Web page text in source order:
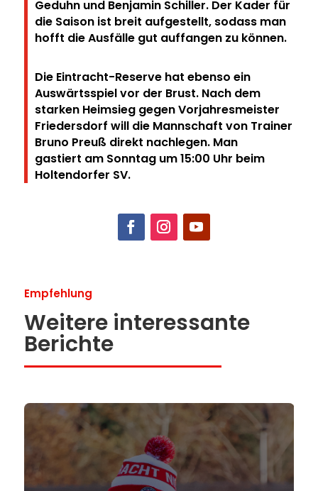
Geduhn und Benjamin Schiller. Der Kader für
die Saison ist breit aufgestellt, sodass man
hofft die Ausfälle gut auffangen zu können.
Die Eintracht-Reserve hat ebenso ein
Auswärtsspiel vor der Brust. Nach dem
starken Heimsieg gegen Vorjahresmeister
Friedersdorf will die Mannschaft von Trainer
Bruno Preuß direkt nachlegen. Man
gastiert am Sonntag um 15:00 Uhr beim
Holtendorfer SV.
Empfehlung
Weitere interessante
Berichte